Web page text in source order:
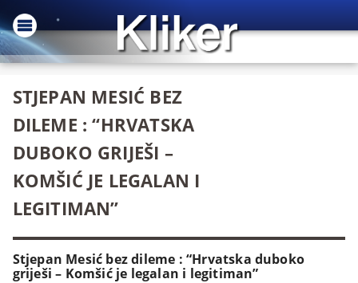
STJEPAN MESIĆ BEZ
DILEME : “HRVATSKA
DUBOKO GRIJEŠI –
KOMŠIĆ JE LEGALAN I
LEGITIMAN”
Stjepan Mesić bez dileme : “Hrvatska duboko
griješi – Komšić je legalan i legitiman”